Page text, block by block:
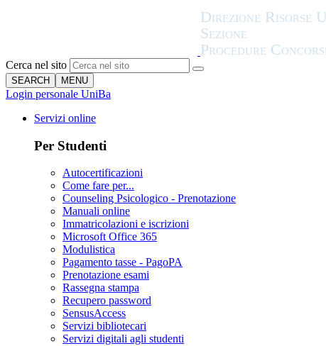
Cerca nel sito
SEARCH MENU
Login personale UniBa
Servizi online
Per Studenti
Autocertificazioni
Come fare per...
Counseling Psicologico - Prenotazione
Manuali online
Immatricolazioni e iscrizioni
Microsoft Office 365
Modulistica
Pagamento tasse - PagoPA
Prenotazione esami
Rassegna stampa
Recupero password
SensusAccess
Servizi bibliotecari
Servizi digitali agli studenti